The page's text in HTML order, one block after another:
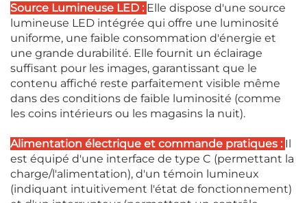
Source Lumineuse LED : Elle dispose d'une source
lumineuse LED intégrée qui offre une luminosité
uniforme, une faible consommation d'énergie et
une grande durabilité. Elle fournit un éclairage
suffisant pour les images, garantissant que le
contenu affiché reste parfaitement visible même
dans des conditions de faible luminosité (comme
les coins intérieurs ou les magasins la nuit).
Alimentation électrique et commande pratiques : Il
est équipé d'une interface de type C (permettant la
charge/l'alimentation), d'un témoin lumineux
(indiquant intuitivement l'état de fonctionnement)